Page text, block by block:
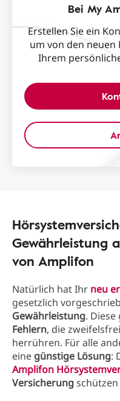
Bei My
Erstellen Sie ein
um von den neuen
Ihrem
Gewährleistung
von Amplifon
Natürlich hat Ihr neu
gesetzlich
Gewährleistung.
Fehlern, die
herrühren. Für alle
eine günstige Lösung:
Amplifon
Versicherungschützen